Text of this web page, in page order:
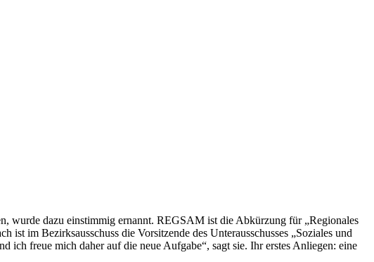
wurde dazu einstimmig ernannt. REGSAM ist die Abkürzung für „Regionales
im Bezirksausschuss die Vorsitzende des Unterausschusses „Soziales und
freue mich daher auf die neue Aufgabe“, sagt sie. Ihr erstes Anliegen: eine